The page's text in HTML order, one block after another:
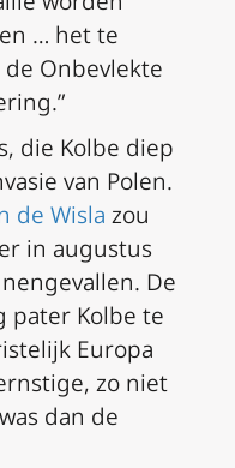
… het te
Onbevlekte
die Kolbe diep
van Polen.
de Wisla zou
in augustus
De
pater Kolbe te
Europa
zo niet
dan de